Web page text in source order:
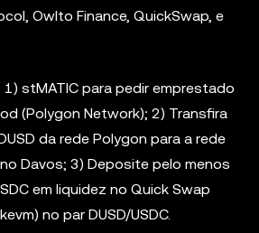
Owlto Finance, QuickSwap, e
stMATIC para pedir emprestado
(Polygon Network); 2) Transfira
da rede Polygon para a rede
Davos; 3) Deposite pelo menos
em liquidez no Quick Swap
no par DUSD/USDC.